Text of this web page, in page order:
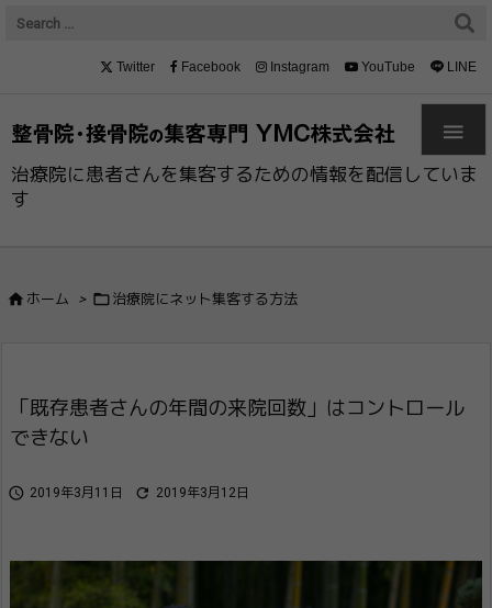
治療院に患者さんを集客するための情報を配信していま
す

Twitter Facebook Instagram YouTube LINE
 ホーム >  治療院にネット集客する方法
「既存患者さんの年間の来院回数」はコント​ロール
できない
 2019年3月11日  2019年3月12日